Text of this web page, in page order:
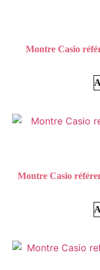
Montre Casio
Montre Casio